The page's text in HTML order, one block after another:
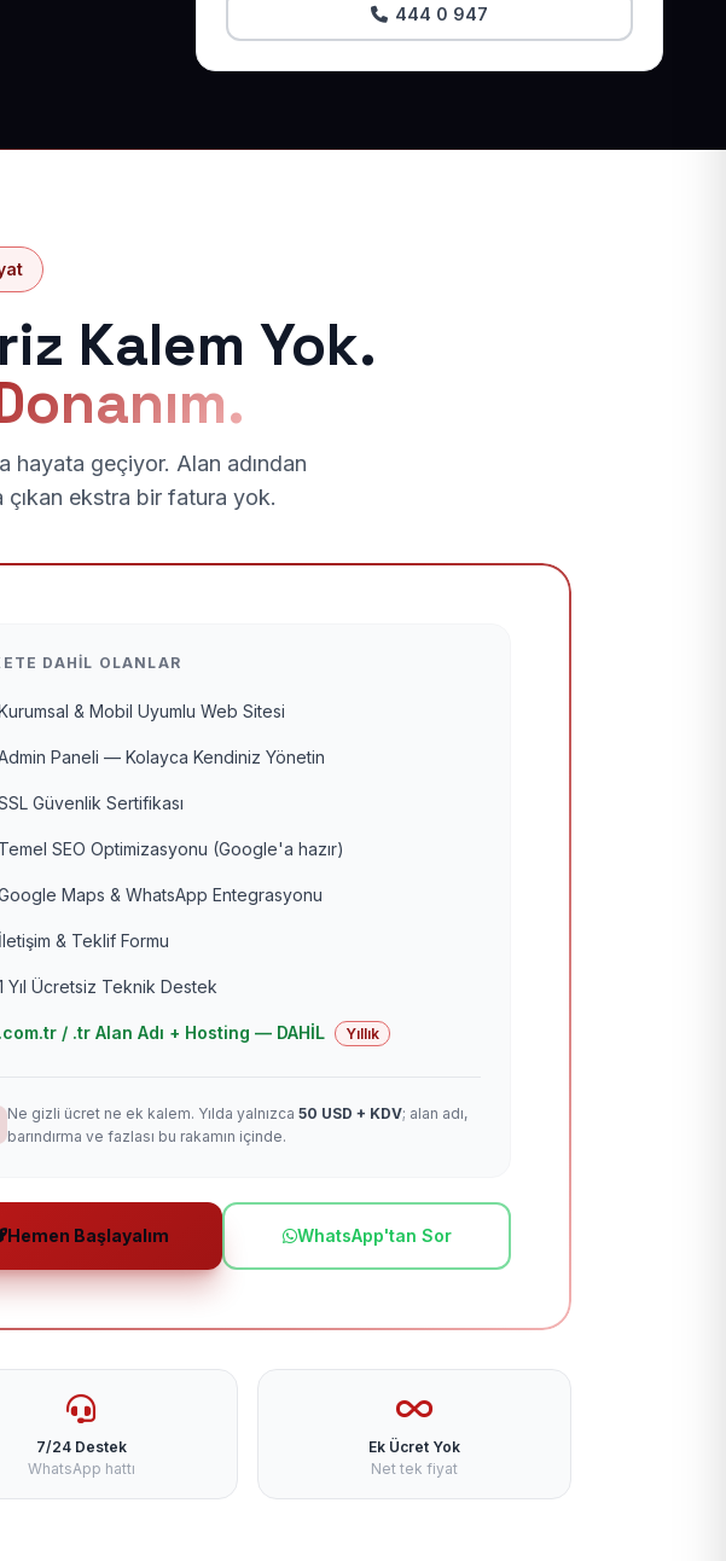
444 0 947
Kalem Yok.
hayata geçiyor. Alan adından
çıkan ekstra bir fatura yok.
DAHIL OLANLAR
& Mobil Uyumlu Web Sitesi
Paneli — Kolayca Kendiniz Yönetin
Güvenlik Sertifikası
Temel SEO Optimizasyonu (Google'a hazır)
Maps & WhatsApp Entegrasyonu
İletişim & Teklif Formu
Yıl Ücretsiz Teknik Destek
.com.tr / .tr Alan Adı + Hosting — DAHİL Yıllık
Ne gizli ücret ne ek kalem. Yılda yalnızca 50 USD + KDV; alan adı,
barındırma ve fazlası bu rakamın içinde.
Hemen Başlayalım WhatsApp'tan Sor
7/24 Destek
WhatsApp hattı
Ek Ücret Yok
Net tek fiyat